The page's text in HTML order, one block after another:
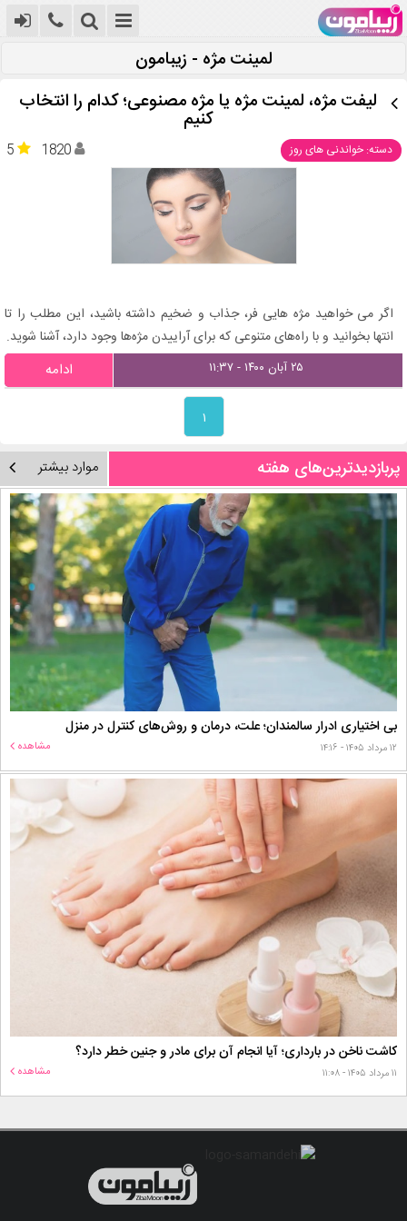
لمینت مژه - زیبامون
لیفت مژه، لمینت مژه یا مژه مصنوعی؛ کدام را انتخاب
کنیم
دسته: خواندنی های روز 5 1820
اگر می‌ خواهید مژه‌ هایی فر، جذاب و ضخیم داشته باشید، این مطلب را تا
انتها بخوانید و با راه‌های متنوعی که برای آراییدن مژه‌ها وجود دارد، آشنا شوید.
۲۵ آبان ۱۴۰۰ - ۱۱:۳۷ ادامه
۱
پربازدیدترین‌های هفته موارد بیشتر
بی اختیاری ادرار سالمندان؛ علت، درمان و روش‌های کنترل در منزل
۱۲ مرداد ۱۴۰۵ - ۱۴:۱۶ مشاهده
کاشت ناخن در بارداری؛ آیا انجام آن برای مادر و جنین خطر دارد؟
۱۱ مرداد ۱۴۰۵ - ۱۱:۰۸ مشاهده